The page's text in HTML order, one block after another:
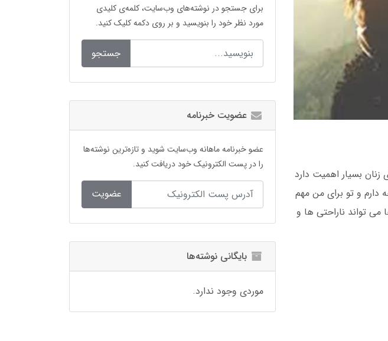
بسیار اهمیت دارد
و تو برای من مهم
تواند ناراحتی ها و
برای جستجو در نوشته‌های وب‌سایت، کلمه‌ی کلیدی
مورد نظر خود را بنویسید و بر روی دکمه کلیک کنید.
جستجو
عضویت خبرنامه
عضو خبرنامه ماهانه وب‌سایت شوید و تازه‌ترین نوشته‌ها
را در پست الکترونیک خود دریافت کنید.
عضویت
بایگانی نوشته‌ها
موردی وجود ندارد.